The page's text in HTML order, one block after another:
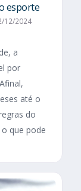
esporte
12/2024
a
por
até o
do
que pode